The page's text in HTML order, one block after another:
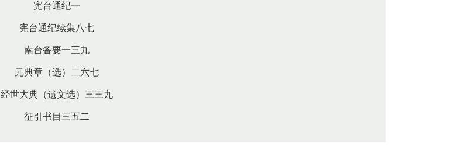
宪台通纪一
宪台通纪续集八七
南台备要一三九
元典章（选）二六七
经世大典（遗文选）三三九
征引书目三五二